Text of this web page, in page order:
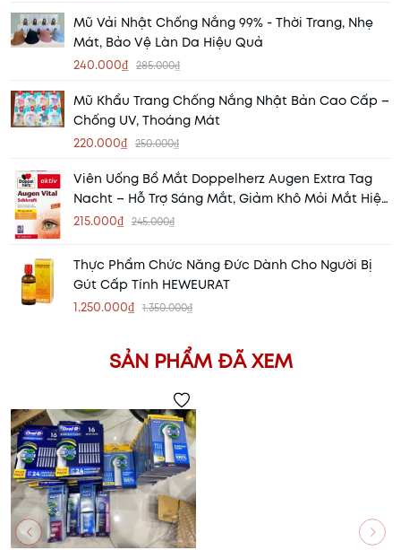
Mũ Vải Nhật Chống Nắng 99% - Thời Trang, Nhẹ
Mát, Bảo Vệ Làn Da Hiệu Quả
240.000₫ 285.000₫
Mũ Khẩu Trang Chống Nắng Nhật Bản Cao Cấp –
Chống UV, Thoáng Mát
220.000₫ 250.000₫
Viên Uống Bổ Mắt Doppelherz Augen Extra Tag
Nacht – Hỗ Trợ Sáng Mắt, Giảm Khô Mỏi Mắt Hiệu
Quả
215.000₫ 245.000₫
Thực Phẩm Chức Năng Đức Dành Cho Người Bị
Gút Cấp Tính HEWEURAT
1.250.000₫ 1.350.000₫
SẢN PHẨM ĐÃ XEM